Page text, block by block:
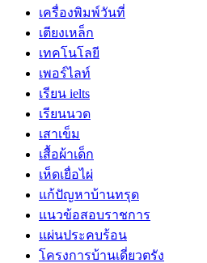
เครื่องพิมพ์วันที่
เตียงเหล็ก
เทคโนโลยี
เพอร์ไลท์
เรียน ielts
เรียนนวด
เสาเข็ม
เสื้อผ้าเด็ก
เห็ดเยื่อไผ่
แก้ปัญหาบ้านทรุด
แนวข้อสอบราชการ
แผ่นประคบร้อน
โครงการบ้านเดี่ยวตรัง